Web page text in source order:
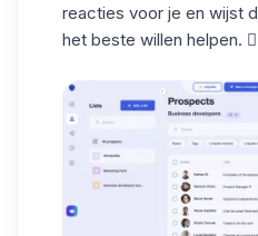
reacties voor je en wijst
het beste willen helpen.